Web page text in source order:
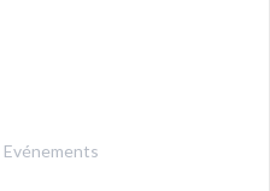
Evénements